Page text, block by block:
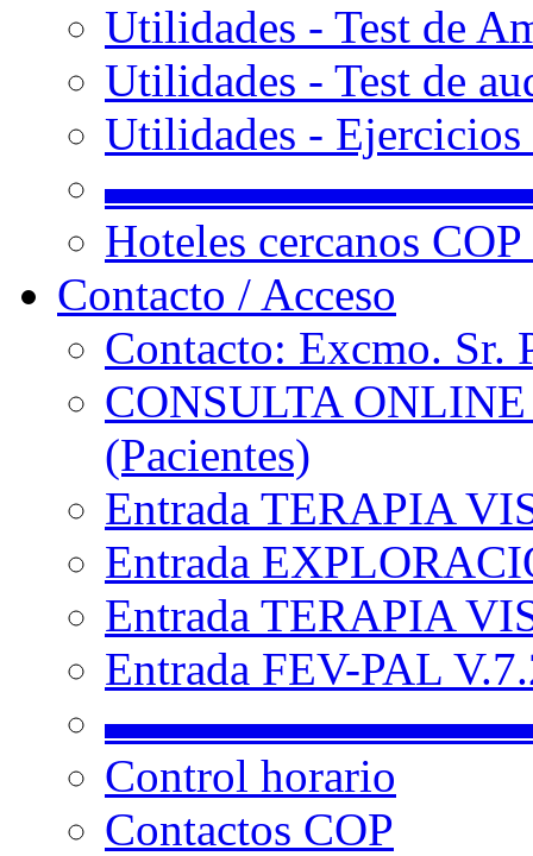
Utilidades - Test de
Utilidades - Test de
Utilidades -
Hoteles cercanos
Contacto / Acceso
Contacto: Excmo. Sr.
CONSULTA
(Pacientes)
Entrada TERAPIA
Entrada
Entrada TERAPIA
Entrada FEV-PAL
Control horario
Contactos COP